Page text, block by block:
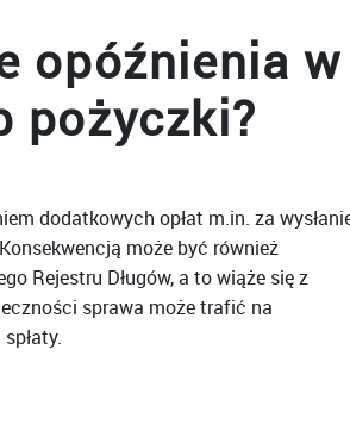
opóźnienia w
pożyczki?
dodatkowych opłat m.in. za
może być również
Rejestru Długów, a to wiąże się z
sprawa może trafić na